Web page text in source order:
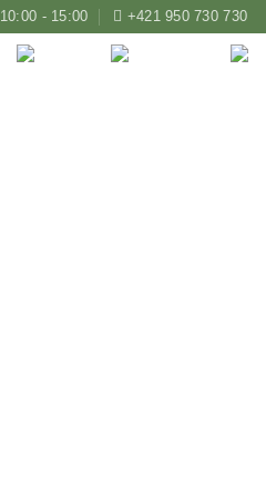
10:00 - 15:00 +421 950 730 730